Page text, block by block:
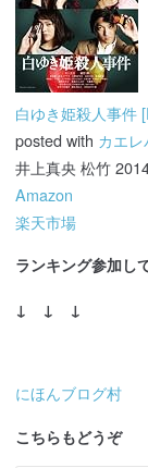
白ゆき姫殺人事件
posted with カエレ
井上真央 松竹
Amazon
楽天市場
ランキング参加し
↓ ↓ ↓
にほんブログ村
こちらもどうぞ